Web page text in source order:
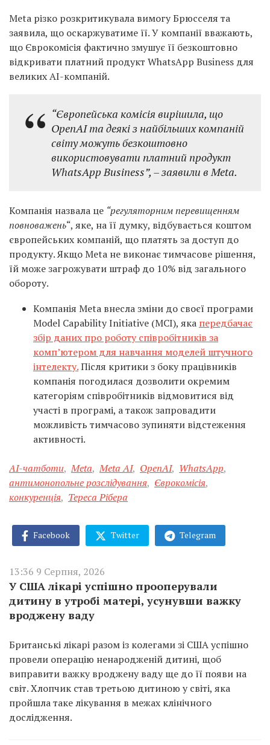
Meta різко розкритикувала вимогу Брюсселя та
заявила, що оскаржуватиме її. У компанії вважають,
що Єврокомісія фактично змушує її безкоштовно
відкривати платний продукт WhatsApp Business для
великих AI-компаній.
“Європейська комісія вирішила, що
OpenAI та деякі з найбільших компаній
світу можуть безкоштовно
використовувати платний продукт
WhatsApp Business”, – заявили в Meta.
Компанія назвала це “регуляторним перевищенням
повноважень“, яке, на її думку, відбувається коштом
європейських компаній, що платять за доступ до
продукту. Якщо Meta не виконає тимчасове рішення,
їй може загрожувати штраф до 10% від загального
обороту.
Компанія Meta внесла зміни до своєї програми
Model Capability Initiative (MCI), яка передбачає
збір даних про роботу співробітників за
комп’ютером для навчання моделей штучного
інтелекту.Після критики з боку працівників
компанія погодилася дозволити окремим
категоріям співробітників відмовитися від
участі в програмі, а також запровадити
можливість тимчасово зупиняти відстеження
активності.
AI-чатботи, Meta, Meta AI, OpenAI, WhatsАpp,
антимонопольне розслідування, Єврокомісія,
конкуренція, Тереса Рібера
Facebook Twitter Telegram
13:36 9 Серпня, 2026
У США лікарі успішно прооперували
дитину в утробі матері, усунувши важку
вроджену ваду
Британські лікарі разом із колегами зі США успішно
провели операцію ненародженій дитині, щоб
виправити важку вроджену ваду ще до її появи на
світ. Хлопчик став третьою дитиною у світі, яка
пройшла таке лікування в межах клінічного
дослідження.